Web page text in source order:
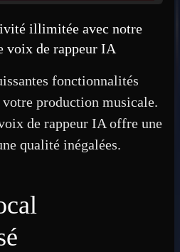
illimitée avec notre
voix de rappeur IA
fonctionnalités
production musicale.
de rappeur IA offre une
qualité inégalées.